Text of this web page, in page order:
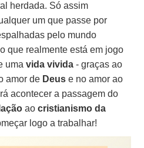
herdada. Só assim
um que passe por
pelo mundo
que realmente está em jogo
umavida vivida - graças ao
amor de Deus e no amor ao
acontecer a passagem do
aocristianismo da
logo a trabalhar!